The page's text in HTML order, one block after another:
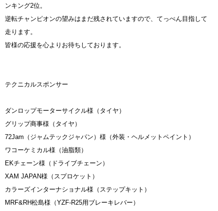
ンキング2位。
逆転チャンピオンの望みはまだ残されていますので、てっぺん目指して
走ります。
皆様の応援を心よりお待ちしております。
テクニカルスポンサー
ダンロップモーターサイクル様（タイヤ）
グリップ商事様（タイヤ）
72Jam（ジャムテックジャパン）様（外装・ヘルメットペイント）
ワコーケミカル様（油脂類）
EKチェーン様（ドライブチェーン）
XAM JAPAN様（スプロケット）
カラーズインターナショナル様（ステップキット）
MRF&RH松島様（YZF-R25用ブレーキレバー）